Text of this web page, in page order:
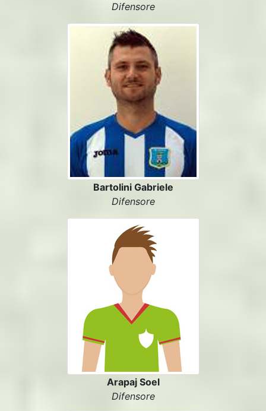
Difensore
Bartolini Gabriele
Difensore
Arapaj Soel
Difensore